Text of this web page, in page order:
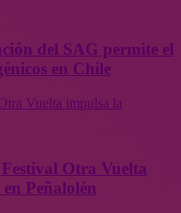
del SAG permite el
en Chile
Vuelta impulsa la
Otra Vuelta
Peñalolén